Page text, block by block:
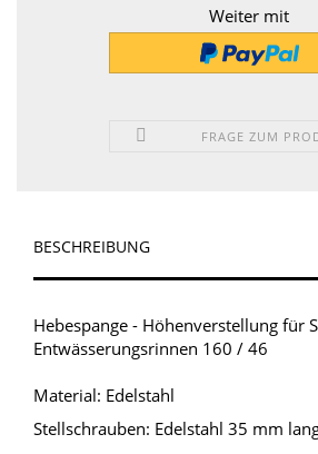
Weiter mit
FRAGE ZUM
BESCHREIBUNG
Hebespange - Höhenverstellung für
Entwässerungsrinnen 160 / 46
Material: Edelstahl
Stellschrauben: Edelstahl 35 mm